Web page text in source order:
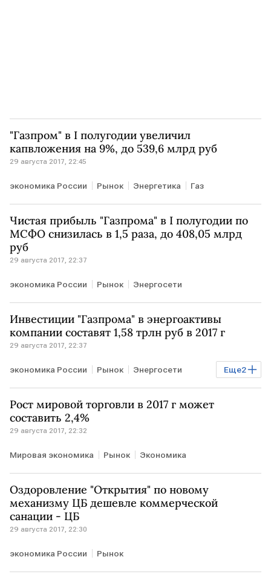
"Газпром" в I полугодии увеличил
капвложения на 9%, до 539,6 млрд руб
29 августа 2017, 22:45
экономика России Рынок Энергетика Газ
Чистая прибыль "Газпрома" в I полугодии по
МСФО снизилась в 1,5 раза, до 408,05 млрд
руб
29 августа 2017, 22:37
экономика России Рынок Энергосети
Инвестиции "Газпрома" в энергоактивы
компании составят 1,58 трлн руб в 2017 г
29 августа 2017, 22:37
Еще2
экономика России Рынок Энергосети
Энергетика Газ
Рост мировой торговли в 2017 г может
составить 2,4%
29 августа 2017, 22:32
Мировая экономика Рынок Экономика
Оздоровление "Открытия" по новому
механизму ЦБ дешевле коммерческой
санации - ЦБ
29 августа 2017, 22:30
экономика России Рынок